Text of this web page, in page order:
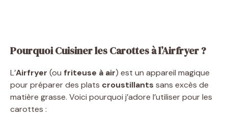
Pourquoi Cuisiner les Carottes à l’Airfryer ?
L’Airfryer (ou friteuse à air) est un appareil magique
pour préparer des plats croustillants sans excès de
matière grasse. Voici pourquoi j’adore l’utiliser pour les
carottes :